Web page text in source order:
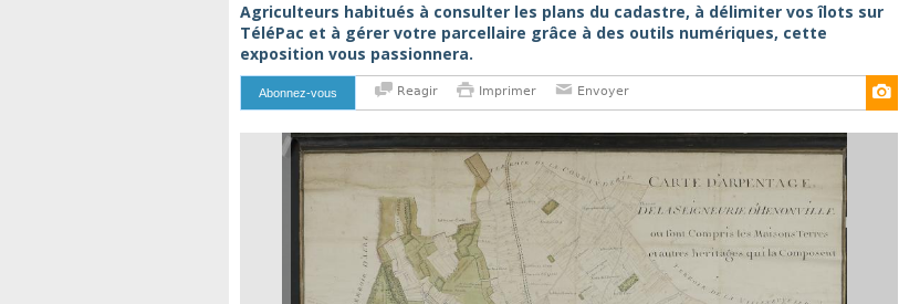
Agriculteurs habitués à consulter les plans du cadastre, à délimiter vos îlots sur
TéléPac et à gérer votre parcellaire grâce à des outils numériques, cette
exposition vous passionnera.
Abonnez-vous Reagir Imprimer Envoyer